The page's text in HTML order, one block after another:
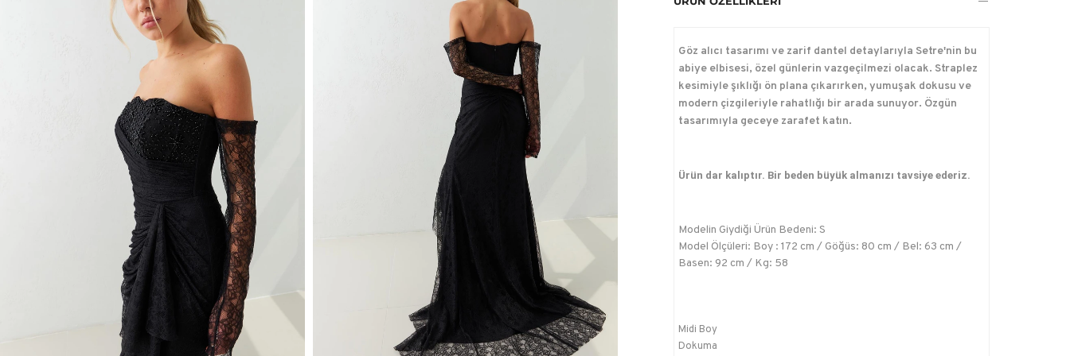
Göz alıcı tasarımı ve zarif dantel detaylarıyla Setre'nin bu
abiye elbisesi, özel günlerin vazgeçilmezi olacak. Straplez
kesimiyle şıklığı ön plana çıkarırken, yumuşak dokusu ve
modern çizgileriyle rahatlığı bir arada sunuyor. Özgün
tasarımıyla geceye zarafet katın.
Ürün dar kalıptır. Bir beden büyük almanızı tavsiye ederiz.
Modelin Giydiği Ürün Bedeni: S
Model Ölçüleri: Boy : 172 cm / Göğüs: 80 cm / Bel: 63 cm /
Basen: 92 cm / Kg: 58
Midi Boy
Dokuma